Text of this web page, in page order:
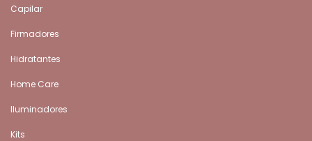
Capilar
Firmadores
Hidratantes
Home Care
Iluminadores
Kits